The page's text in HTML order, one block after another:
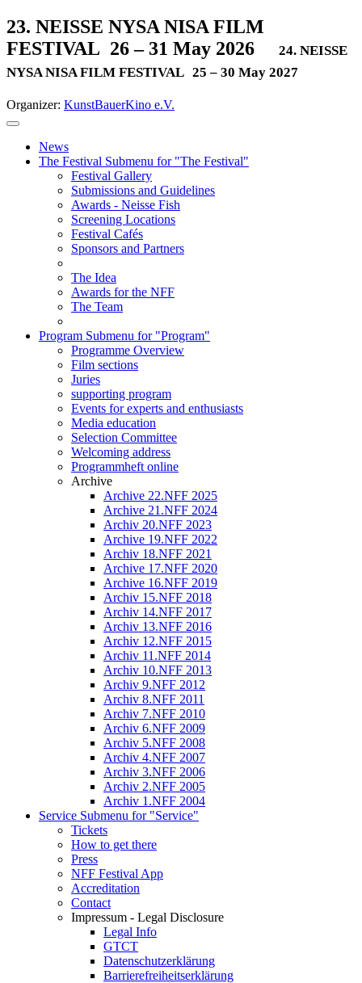
23. NEISSE NYSA NISA FILM
FESTIVAL 26 – 31 May 2026
24. NEISSE
NYSA NISA FILM FESTIVAL 25 – 30 May 2027
Organizer: KunstBauerKino e.V.
News
The Festival Submenu for "The Festival"
Festival Gallery
Submissions and Guidelines
Awards - Neisse Fish
Screening Locations
Festival Cafés
Sponsors and Partners
The Idea
Awards for the NFF
The Team
Program Submenu for "Program"
Programme Overview
Film sections
Juries
supporting program
Events for experts and enthusiasts
Media education
Selection Committee
Welcoming address
Programmheft online
Archive
Archive 22.NFF 2025
Archive 21.NFF 2024
Archiv 20.NFF 2023
Archive 19.NFF 2022
Archiv 18.NFF 2021
Archive 17.NFF 2020
Archive 16.NFF 2019
Archiv 15.NFF 2018
Archiv 14.NFF 2017
Archiv 13.NFF 2016
Archiv 12.NFF 2015
Archiv 11.NFF 2014
Archiv 10.NFF 2013
Archiv 9.NFF 2012
Archiv 8.NFF 2011
Archiv 7.NFF 2010
Archiv 6.NFF 2009
Archiv 5.NFF 2008
Archiv 4.NFF 2007
Archiv 3.NFF 2006
Archiv 2.NFF 2005
Archiv 1.NFF 2004
Service Submenu for "Service"
Tickets
How to get there
Press
NFF Festival App
Accreditation
Contact
Impressum - Legal Disclosure
Legal Info
GTCT
Datenschutzerklärung
Barrierefreiheitserklärung